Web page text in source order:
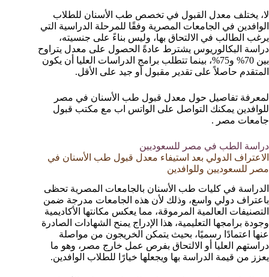
لا، يختلف معدل القبول في تخصص طب الأسنان للطلاب
الوافدين في الجامعات المصرية وفقًا للمرحلة الدراسية التي
يرغب الطالب في الالتحاق بها، وليس بناءً على جنسيته،
دراسة البكالوريوس يشترط عادةً الحصول على معدل يتراوح
بين 70% و75%، بينما تتطلب برامج الدراسات العليا أن يكون
المتقدم حاصلاً على تقدير مقبول أو جيد على الأقل.
لمعرفة تفاصيل حول معدل قبول طب الأسنان في مصر
للوافدين يمكنك التواصل على الواتس اب مع مكتب قبول
جامعات مصر .
دراسة الطب في مصر للسعوديين
الاعتراف الدولي بعد استيفاء معدل قبول طب الأسنان في
مصر للسعوديين وللوافدين
الدراسة في كليات طب الأسنان بالجامعات المصرية تحظى
باعتراف دولي واسع، وذلك لأن هذه الجامعات مدرجة ضمن
التصنيفات العالمية المرموقة، مما يعكس مكانتها الأكاديمية
وجودة برامجها التعليمية، هذا الإدراج يمنح الشهادات الصادرة
عنها اعتمادًا رسميًا، بحيث يتمكن الخريجون من مواصلة
دراستهم العليا أو الالتحاق بفرص عمل خارج مصر، وهو ما
يعزز من قيمة الدراسة بها ويجعلها خيارًا للطلاب الوافدين.